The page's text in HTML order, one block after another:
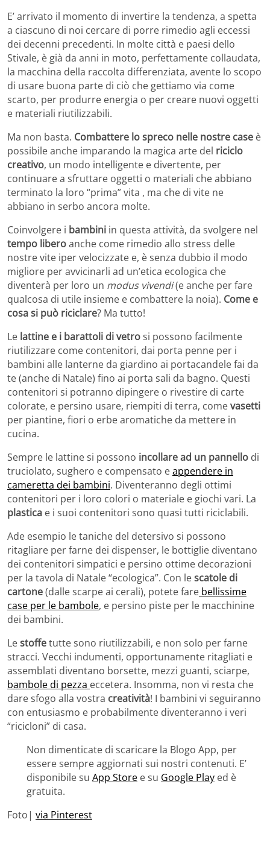
E’ arrivato il momento di invertire la tendenza, a spetta
a ciascuno di noi cercare di porre rimedio agli eccessi
dei decenni precedenti. In molte città e paesi dello
Stivale, è già da anni in moto, perfettamente collaudata,
la macchina della raccolta differenziata, avente lo scopo
di usare buona parte di ciò che gettiamo via come
scarto, per produrre energia o per creare nuovi oggetti
e materiali riutilizzabili.
Ma non basta. Combattere lo spreco nelle nostre case è
possibile anche imparando la magica arte del riciclo
creativo, un modo intelligente e divertente, per
continuare a sfruttare oggetti o materiali che abbiano
terminato la loro “prima” vita , ma che di vite ne
abbiano in serbo ancora molte.
Coinvolgere i bambini in questa attività, da svolgere nel
tempo liberoanche come rimedio allo stress delle
nostre vite iper velocizzate e, è senza dubbio il modo
migliore per avvicinarli ad un’etica ecologica che
diventerà per loro un modus vivendi(e anche per fare
qualcosa di utile insieme e combattere la noia). Come e
cosa si può riciclare? Ma tutto!
Le lattine e i barattoli di vetrosi possono facilmente
riutilizzare come contenitori, dai porta penne per i
bambini alle lanterne da giardino ai portacandele fai da
te (anche di Natale) fino ai porta sali da bagno. Questi
contenitori si potranno dipingere o rivestire di carte
colorate, e persino usare, riempiti di terra, comevasetti
per piantine, fiori o erbe aromatiche da mettere in
cucina.
Sempre le lattine si possono incollare ad un pannello di
truciolato, sughero e compensato eappendere in
cameretta dei bambini. Diventeranno degli ottimi
contenitori per i loro colori o materiale e giochi vari. La
plastica e i suoi contenitori sono quasi tutti riciclabili.
Ade esempio le taniche del detersivo si possono
ritagliare per farne dei dispenser, le bottiglie diventano
dei contenitori simpatici e persino ottime decorazioni
per la tavola di Natale “ecologica”. Con lescatole di
cartone(dalle scarpe ai cerali), potete fare bellissime
case per le bambole, e persino piste per le macchinine
dei bambini.
Lestoffetutte sono riutilizzabili, e non solo per farne
stracci. Vecchi indumenti, opportunamente ritagliati e
assemblati diventano borsette, mezzi guanti, sciarpe,
bambole di pezza eccetera. Insomma, non vi resta che
dare sfogo alla vostra creatività! I bambini vi seguiranno
con entusiasmo e probabilmente diventeranno i veri
“ricicloni” di casa.
Non dimenticate di scaricare la Blogo App, per
essere sempre aggiornati sui nostri contenuti. E’
disponibile su App Store e su Google Play ed è
gratuita.
Foto| via Pinterest